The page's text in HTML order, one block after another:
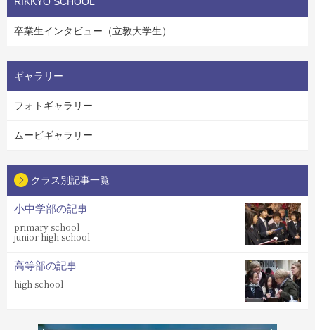
卒業生インタビュー（立教大学生）
ギャラリー
フォトギャラリー
ムービギャラリー
クラス別記事一覧
小中学部の記事
primary school
junior high school
高等部の記事
high school